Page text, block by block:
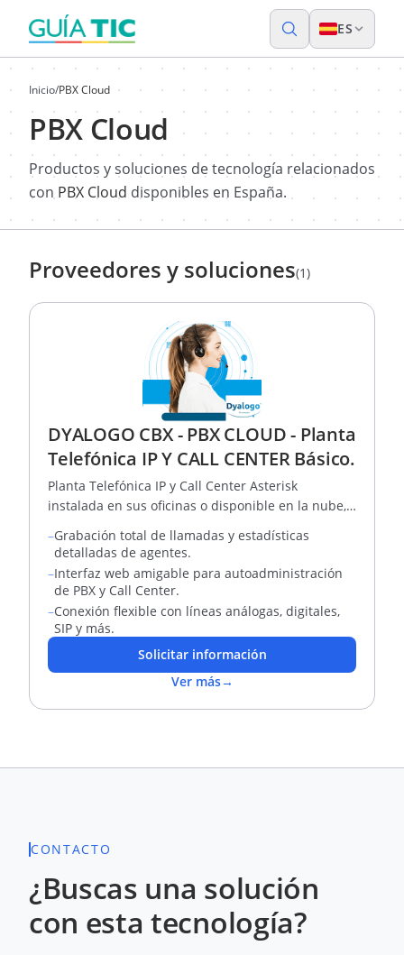
ES
Inicio/PBX Cloud
PBX Cloud
Productos y soluciones de tecnología relacionados
con PBX Cloud disponibles en España.
Proveedores y soluciones(1)
DYALOGO CBX - PBX CLOUD - Planta
Telefónica IP Y CALL CENTER Básico.
Planta Telefónica IP y Call Center Asterisk
instalada en sus oficinas o disponible en la nube,
–Grabación total de llamadas y estadísticas
detalladas de agentes.
–Interfaz web amigable para autoadministración
de PBX y Call Center.
–Conexión flexible con líneas análogas, digitales,
SIP y más.
Solicitar información
Ver más→
CONTACTO
¿Buscas una solución
con esta tecnología?